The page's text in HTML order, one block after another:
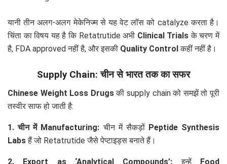
यानी तीन अलग-अलग मेकेनिज्म से यह वेट लॉस को catalyze करता है।
चिंता का विषय यह है कि Retatrutide अभी Clinical Trials के चरण में
है, FDA approved नहीं है, और इसकी Quality Control कहीं नहीं है।
Supply Chain: चीन से भारत तक का सफर
Chinese Weight Loss Drugsकी supply chain को समझें तो पूरी
तस्वीर साफ हो जाती है:
1. चीन में Manufacturing: चीन में सैकड़ों Peptide Synthesis
Labsहैं जो Retatrutide जैसे पेप्टाइड्स बनाते हैं।
2. Export as ‘Analytical Compounds’: इन्हें
Food